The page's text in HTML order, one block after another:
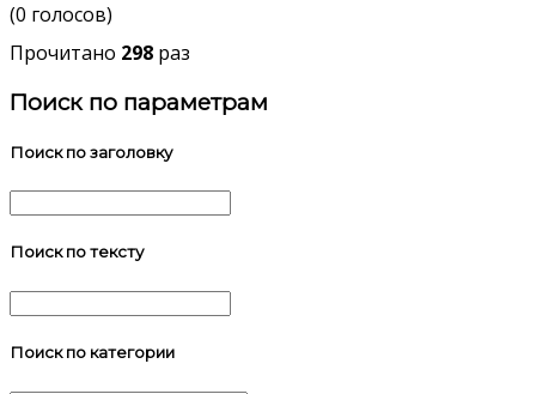
(0 голосов)
Прочитано 298 раз
Поиск по параметрам
Поиск по заголовку
Поиск по тексту
Поиск по категории